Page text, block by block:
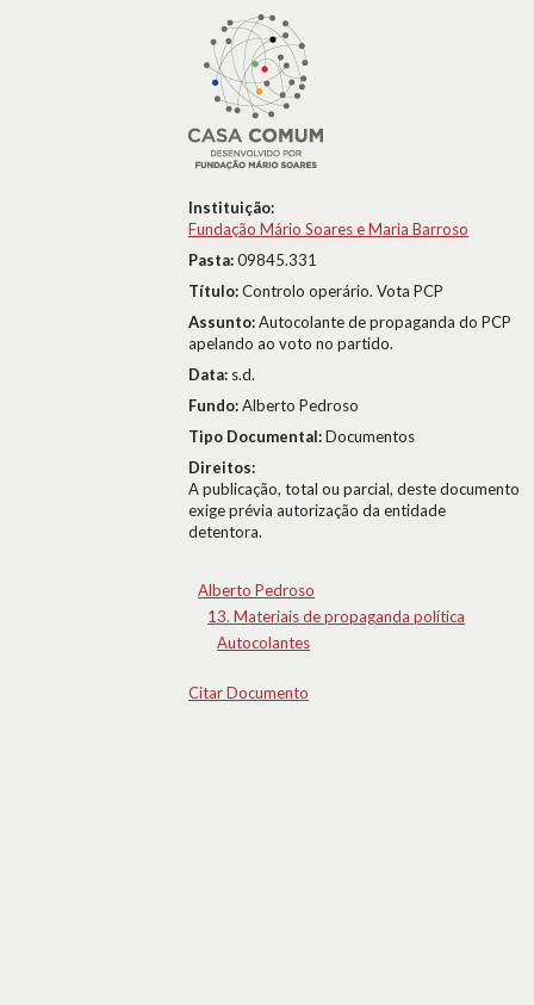
Instituição:
Fundação Mário Soares e Maria Barroso
Pasta:09845.331
Título:Controlo operário. Vota PCP
Assunto:Autocolante de propaganda do PCP
apelando ao voto no partido.
Data: s.d.
Fundo:Alberto Pedroso
Tipo Documental:Documentos
Direitos:
A publicação, total ou parcial, deste documento
exige prévia autorização da entidade
detentora.
Alberto Pedroso
13. Materiais de propaganda política
Autocolantes
Citar Documento